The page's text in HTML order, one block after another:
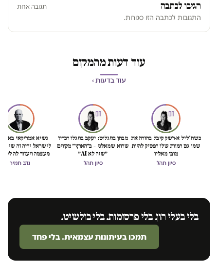
הגיבו לכתבה תגובה אחת
התגובות לכתבה הזו סגורות.
עוד דעות מהמקום
עוד בדעות ›
כשח'ליל א-רשק קיבל בחזרה את
שמו גם המוות שלו הפסיק להיות
מובן מאליו
סיון תהל
מבחן בוזגלוס: יעקב בוזגלו הכריז
שהוא שמאלני – ב״הארץ״ מקווים
״שזה לא AI״
סיון תהל
נשיא אמריקאי באמת
לישראל יהיה זה
מעצמה ויעזור לה
הכיבוש
נדב תמיר
בלי בעלי הון. בלי פרסומות. בלי בולשיט.
תמכו בעיתונות עצמאית. בלי פחד